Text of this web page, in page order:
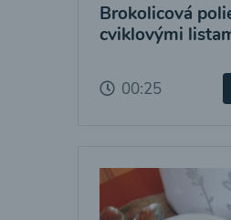
Brokolicová
cviklovými
00:25